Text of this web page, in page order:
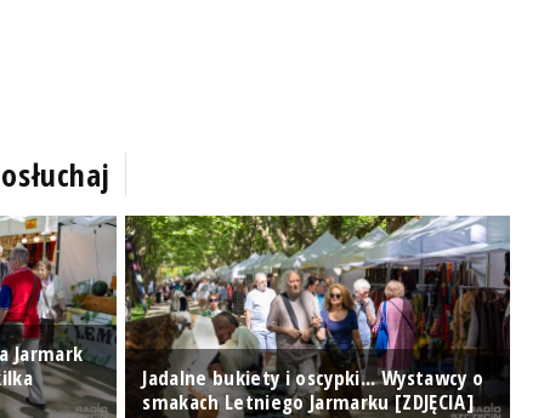
Jarmark
Jadalne bukiety i oscypki... Wystawcy o
smakach Letniego Jarmarku [ZDJĘCIA]